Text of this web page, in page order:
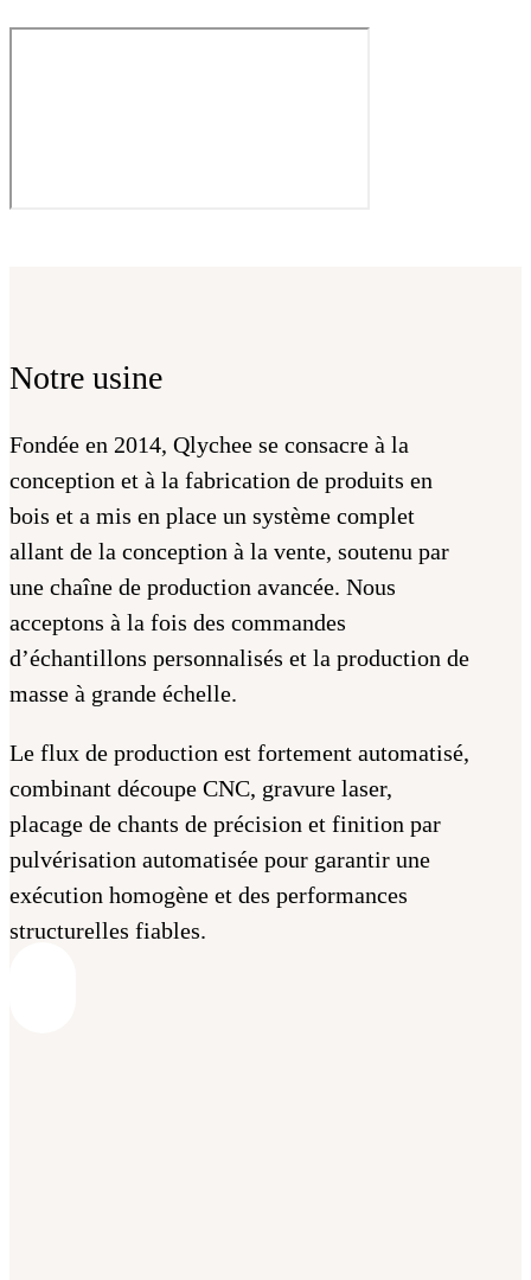
Notre usine
Fondée en 2014, Qlychee se consacre à la
conception et à la fabrication de produits en
bois et a mis en place un système complet
allant de la conception à la vente, soutenu par
une chaîne de production avancée. Nous
acceptons à la fois des commandes
d’échantillons personnalisés et la production de
masse à grande échelle.
Le flux de production est fortement automatisé,
combinant découpe CNC, gravure laser,
placage de chants de précision et finition par
pulvérisation automatisée pour garantir une
exécution homogène et des performances
structurelles fiables.